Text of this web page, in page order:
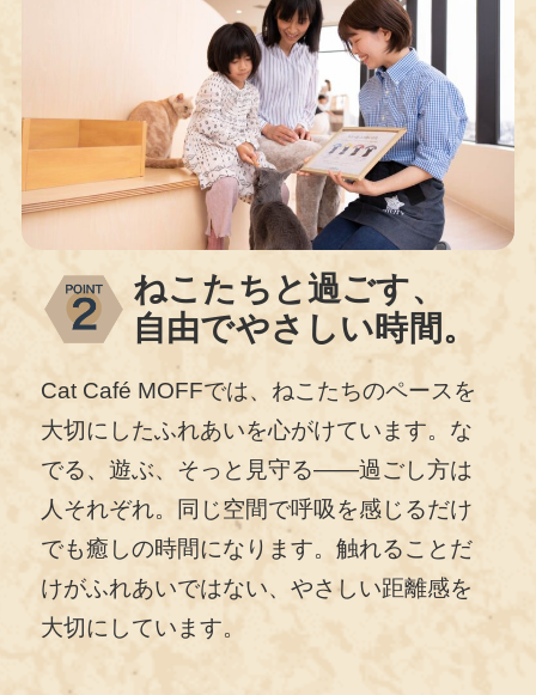
ねこたちと過ごす、
自由でやさしい時間。
Cat Café MOFFでは、ねこたちのペースを
大切にしたふれあいを心がけています。な
でる、遊ぶ、そっと見守る——過ごし方は
人それぞれ。同じ空間で呼吸を感じるだけ
でも癒しの時間になります。触れることだ
けがふれあいではない、やさしい距離感を
大切にしています。